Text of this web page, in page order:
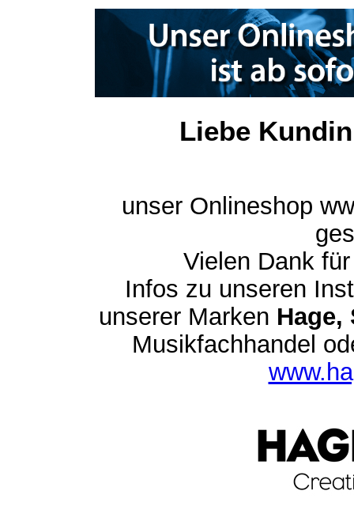
Liebe
unser Onlineshop
Vielen Dank
Infos zu unseren
unserer Marken Hage,
Musikfachhandel